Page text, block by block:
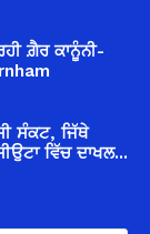
ਗ਼ੈਰ ਕਾਨੂੰਨੀ-
ਸੰਕਟ, ਜਿੱਥੇ
ਵਿੱਚ ਦਾਖਲ...